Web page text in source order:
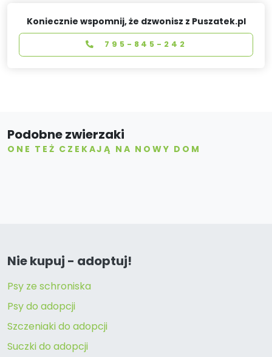
Koniecznie wspomnij, że dzwonisz z Puszatek.pl
795-845-242
Podobne zwierzaki
ONE TEŻ CZEKAJĄ NA NOWY DOM
Nie kupuj - adoptuj!
Psy ze schroniska
Psy do adopcji
Szczeniaki do adopcji
Suczki do adopcji